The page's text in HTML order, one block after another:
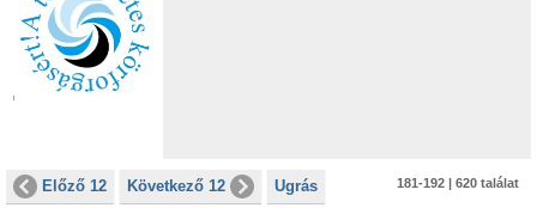
Előző 12 Következő 12 Ugrás 181-192 | 620 találat